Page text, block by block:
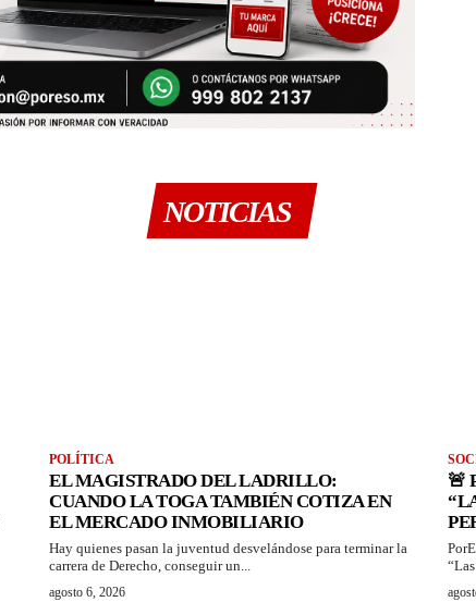
NOTICIAS
POLÍTICA
EL MAGISTRADO DEL LADRILLO:
CUANDO LA TOGA TAMBIÉN COTIZA EN
EL MERCADO INMOBILIARIO
Hay quienes pasan la juventud desvelándose para terminar la
carrera de Derecho, conseguir un...
agosto 6, 2026
🚨